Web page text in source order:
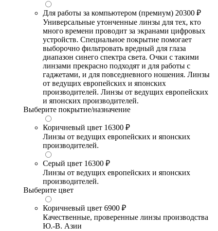
Для работы за компьютером (премиум) 20300 ₽
Универсальные утонченные линзы для тех, кто
много времени проводит за экранами цифровых
устройств. Специальное покрытие помогает
выборочно фильтровать вредный для глаза
диапазон синего спектра света. Очки с такими
линзами прекрасно подходят и для работы с
гаджетами, и для повседневного ношения. Линзы
от ведущих европейских и японских
производителей. Линзы от ведущих европейских
и японских производителей.
Выберите покрытие/назначение
Коричневый цвет 16300 ₽
Линзы от ведущих европейских и японских
производителей.
Серый цвет 16300 ₽
Линзы от ведущих европейских и японских
производителей.
Выберите цвет
Коричневый цвет 6900 ₽
Качественные, проверенные линзы производства
Ю.-В. Азии